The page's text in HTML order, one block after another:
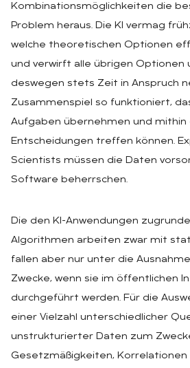
Kombinationsmöglichkeiten die
Problem heraus. Die KI vermag
welche theoretischen Optionen
und verwirft alle übrigen Optionen
deswegen stets Zeit in Anspruch
Zusammenspiel so funktioniert,
Aufgaben übernehmen und
Entscheidungen treffen können.
Scientists müssen die Daten
Software beherrschen.
Die den KI-Anwendungen
Algorithmen arbeiten zwar mit
fallen aber nur unter die
Zwecke, wenn sie im öffentlichen
durchgeführt werden. Für die
einer Vielzahl unterschiedlicher
unstrukturierter Daten zum
Gesetzmäßigkeiten, Korrelationen